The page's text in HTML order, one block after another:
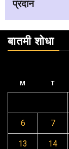
प्रदान
बातमी शोधा
M T
6 7
13 14